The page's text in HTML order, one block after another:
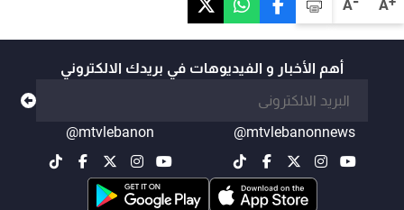
A
A
أهم الأخبار و الفيديوهات في بريدك الالكتروني
@mtvlebanonnews
@mtvlebanon